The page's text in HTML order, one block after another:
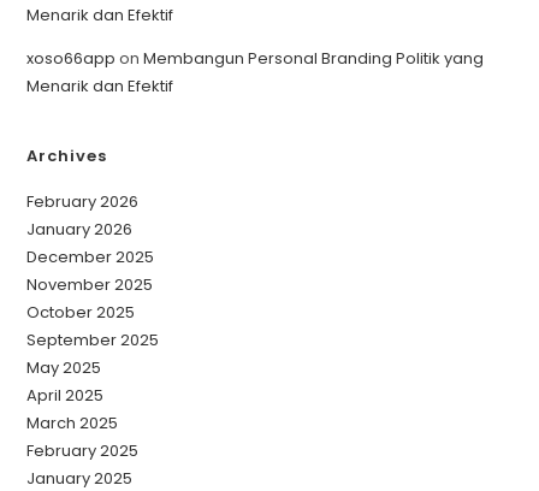
Menarik dan Efektif
xoso66app onMembangun Personal Branding Politik yang
Menarik dan Efektif
Archives
February 2026
January 2026
December 2025
November 2025
October 2025
September 2025
May 2025
April 2025
March 2025
February 2025
January 2025